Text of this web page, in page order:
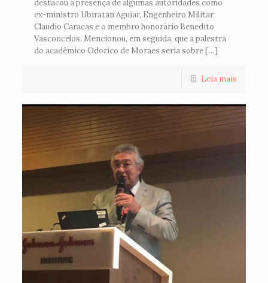
destacou a presença de algumas autoridades como
ex-ministro Ubiratan Aguiar, Engenheiro Militar
Claudio Caracas e o membro honorário Benedito
Vasconcelos. Mencionou, em seguida, que a palestra
do acadêmico Odorico de Moraes seria sobre […]
Leia mais